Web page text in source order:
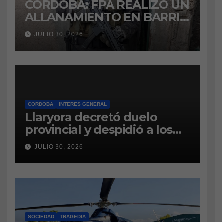
CÓRDOBA: FPA REALIZÓ UN
ALLANAMIENTO EN BARRIO
VILLA BOEDO
RELACIONADO CON UNA
CAUSA DE DROGAS EN LA
CÁRCEL DE BOUWER
JULIO 30, 2026
CORDOBA INTERES GENERAL
Llaryora decretó duelo
provincial y despidió a los
bomberos cordobeses
fallecidos en la tragedia
aérea de San Juan
JULIO 30, 2026
SOCIEDAD TRAGEDIA